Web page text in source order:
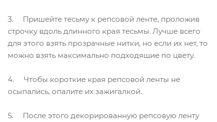
3. Пришейте тесьму к репсовой ленте, проложив
строчку вдоль длинного края тесьмы. Лучше всего
для этого взять прозрачные нитки, но если их нет, то
можно взять максимально подходящие по цвету.
4. Чтобы короткие края репсовой ленты не
осыпались, опалите их зажигалкой.
5. После этого декорированную репсовую ленту